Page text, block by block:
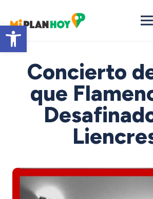
Abrir barra de herramientas
Concierto
que